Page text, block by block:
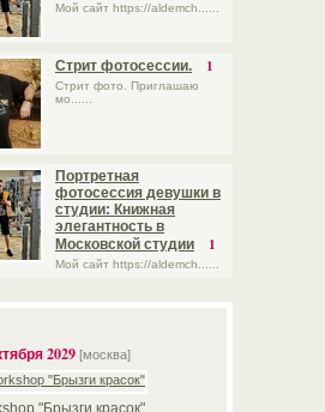
Мой сайт https://aldemch......
Стрит фотосессии. 1
Стрит фото. Приглашаю
мо......
Портретная
фотосессия девушки в
студии: Книжная
элегантность в
Московской студии
1
Мой сайт https://aldemch......
2029 [москва]
"Брызги красок"